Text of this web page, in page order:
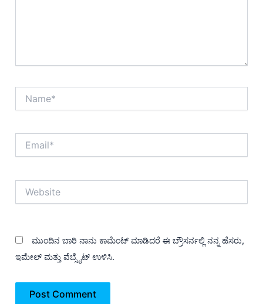
ಮುಂದಿನ ಬಾರಿ ನಾನು ಕಾಮೆಂಟ್ ಮಾಡಿದರೆ ಈ ಬ್ರೌಸರ್ನಲ್ಲಿ ನನ್ನ ಹೆಸರು,
ಇಮೇಲ್ ಮತ್ತು ವೆಬ್ಸೈಟ್ ಉಳಿಸಿ.